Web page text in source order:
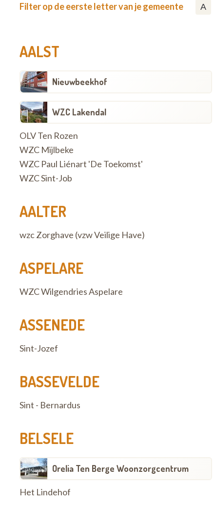
Filter op de eerste letter van je gemeente A
AALST
Nieuwbeekhof
WZC Lakendal
OLV Ten Rozen
WZC Mijlbeke
WZC Paul Liénart 'De Toekomst'
WZC Sint-Job
AALTER
wzc Zorghave (vzw Veilige Have)
ASPELARE
WZC Wilgendries Aspelare
ASSENEDE
Sint-Jozef
BASSEVELDE
Sint - Bernardus
BELSELE
Orelia Ten Berge Woonzorgcentrum
Het Lindehof